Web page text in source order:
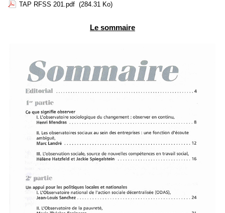
TAP RFSS 201.pdf (284.31 Ko)
Le sommaire